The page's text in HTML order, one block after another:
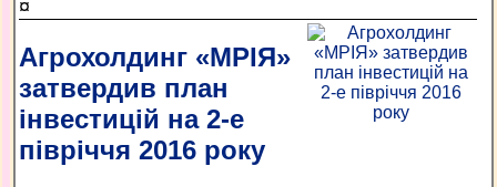
¤
Агрохолдинг «МРІЯ»
затвердив план
інвестицій на 2-е
півріччя 2016 року